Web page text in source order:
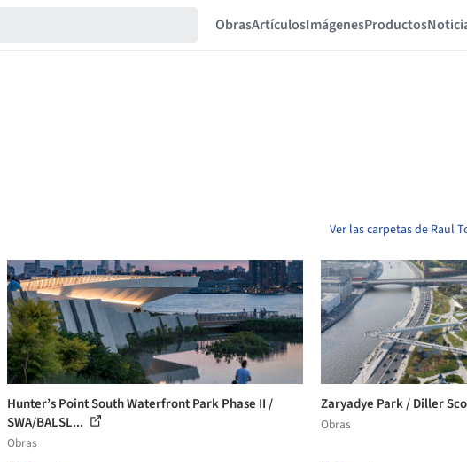
ObrasArtículosImágenesProductos
Ver las carpetas de Raul
Hunter’s Point South Waterfront Park Phase II /
SWA/BALSL...
Obras
Zaryadye Park / Diller
Obras